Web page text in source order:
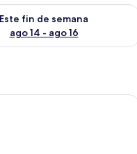
10
Este fin de semana
ago 14 - ago 16
disponibilidad para este